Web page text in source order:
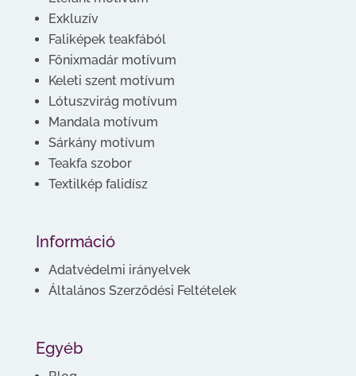
Exkluzív
Faliképek teakfából
Főnixmadár motívum
Keleti szent motívum
Lótuszvirág motívum
Mandala motívum
Sárkány motívum
Teakfa szobor
Textilkép falidísz
Információ
Adatvédelmi irányelvek
Általános Szerződési Feltételek
Egyéb